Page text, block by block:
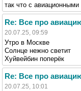
так что с
Re: Все про
20.07.25, 09:59
Утро в Москве
Солнце нежно светит
Хуйвейбин поперёк
Re: Все про
20.07.25, 10:01